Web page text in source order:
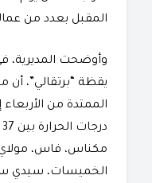
المقبل بعدد من
​وأوضحت المديرية،
يقظة “برتقالي”، أن
الممتدة من
مكناس، فاس،
الخميسات، سيدي